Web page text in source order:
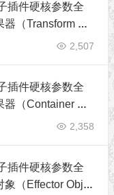
插件硬核参数全
（Transform Eff
2,507
插件硬核参数全
（Container Eff
2,358
插件硬核参数全
象（Effector Obje